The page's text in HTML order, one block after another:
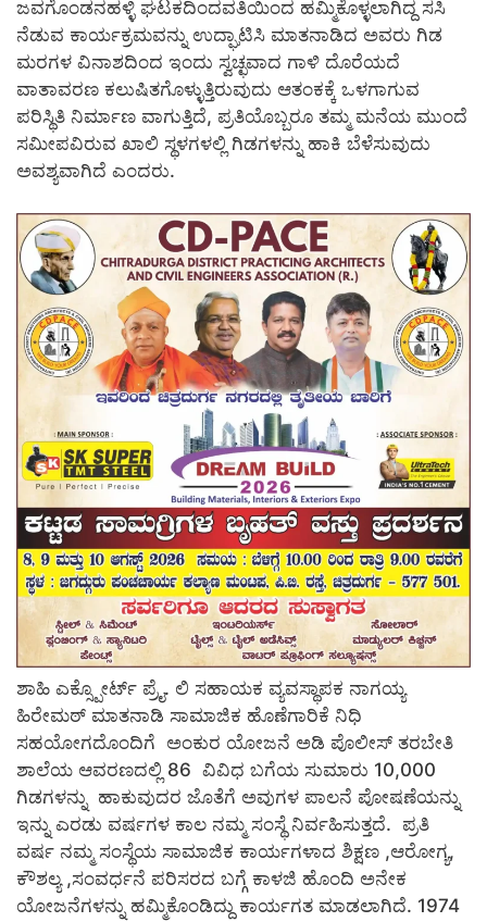
ಜವಗೊಂಡನಹಳ್ಳಿ ಘಟಕದಿಂದವತಿಯಿಂದ ಹಮ್ಮಿಕೊಳ್ಳಲಾಗಿದ್ದ ಸಸಿ
ನೆಡುವ ಕಾರ್ಯಕ್ರಮವನ್ನು ಉದ್ಘಾಟಿಸಿ ಮಾತನಾಡಿದ ಅವರು ಗಿಡ
ಮರಗಳ ವಿನಾಶದಿಂದ ಇಂದು ಸ್ವಚ್ಛವಾದ ಗಾಳಿ ದೊರೆಯದೆ
ವಾತಾವರಣ ಕಲುಷಿತಗೊಳ್ಳುತ್ತಿರುವುದು ಆತಂಕಕ್ಕೆ ಒಳಗಾಗುವ
ಪರಿಸ್ಥಿತಿ ನಿರ್ಮಾಣ ವಾಗುತ್ತಿದೆ, ಪ್ರತಿಯೊಬ್ಬರೂ ತಮ್ಮ ಮನೆಯ ಮುಂದೆ
ಸಮೀಪವಿರುವ ಖಾಲಿ ಸ್ಥಳಗಳಲ್ಲಿ ಗಿಡಗಳನ್ನು ಹಾಕಿ ಬೆಳೆಸುವುದು
ಅವಶ್ಯವಾಗಿದೆ ಎಂದರು.
ಶಾಹಿ ಎಕ್ಸ್ಪೋರ್ಟ್ ಪ್ರೈ. ಲಿ ಸಹಾಯಕ ವ್ಯವಸ್ಥಾಪಕ ನಾಗಯ್ಯ
ಹಿರೇಮಠ್ ಮಾತನಾಡಿ ಸಾಮಾಜಿಕ ಹೊಣೆಗಾರಿಕೆ ನಿಧಿ
ಸಹಯೋಗದೊಂದಿಗೆ ಅಂಕುರ ಯೋಜನೆ ಅಡಿ ಪೊಲೀಸ್ ತರಬೇತಿ
ಶಾಲೆಯ ಆವರಣದಲ್ಲಿ 86 ವಿವಿಧ ಬಗೆಯ ಸುಮಾರು 10,000
ಗಿಡಗಳನ್ನು ಹಾಕುವುದರ ಜೊತೆಗೆ ಅವುಗಳ ಪಾಲನೆ ಪೋಷಣೆಯನ್ನು
ಇನ್ನು ಎರಡು ವರ್ಷಗಳ ಕಾಲ ನಮ್ಮ ಸಂಸ್ಥೆ ನಿರ್ವಹಿಸುತ್ತದೆ. ಪ್ರತಿ
ವರ್ಷ ನಮ್ಮ ಸಂಸ್ಥೆಯ ಸಾಮಾಜಿಕ ಕಾರ್ಯಗಳಾದ ಶಿಕ್ಷಣ ,ಆರೋಗ್ಯ,
ಕೌಶಲ್ಯ ,ಸಂವರ್ಧನೆ ಪರಿಸರದ ಬಗ್ಗೆ ಕಾಳಜಿ ಹೊಂದಿ ಅನೇಕ
ಯೋಜನೆಗಳನ್ನು ಹಮ್ಮಿಕೊಂಡಿದ್ದು ಕಾರ್ಯಗತ ಮಾಡಲಾಗಿದೆ. 1974